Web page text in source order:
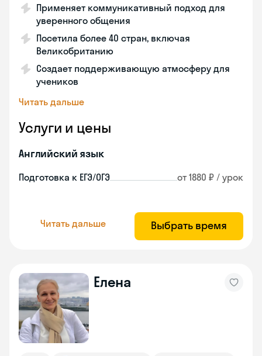
Применяет коммуникативный подход для
уверенного общения
Посетила более 40 стран, включая
Великобританию
Создает поддерживающую атмосферу для
учеников
Читать дальше
Услуги и цены
Английский язык
Подготовка к ЕГЭ/ОГЭ от 1880 ₽ / урок
Читать дальше Выбрать время
Елена